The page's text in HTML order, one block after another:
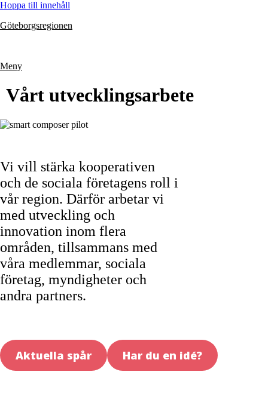
Hoppa till innehåll
Göteborgsregionen
Meny
Vårt utvecklingsarbete
Vi vill stärka kooperativen
och de sociala företagens roll i
vår region. Därför arbetar vi
med utveckling och
innovation inom flera
områden, tillsammans med
våra medlemmar, sociala
företag, myndigheter och
andra partners.
Aktuella spår Har du en idé?